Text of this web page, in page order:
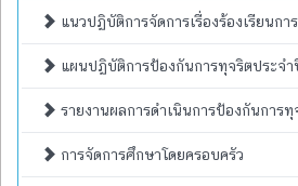
แนวปฏิบัติการจัดการเรื่องร้องเรียนก
แผนปฏิบัติการป้องกันการทุจริตประจำ
รายงานผลการดำเนินการป้องกันการทุ
การจัดการศึกษาโดยครอบครัว